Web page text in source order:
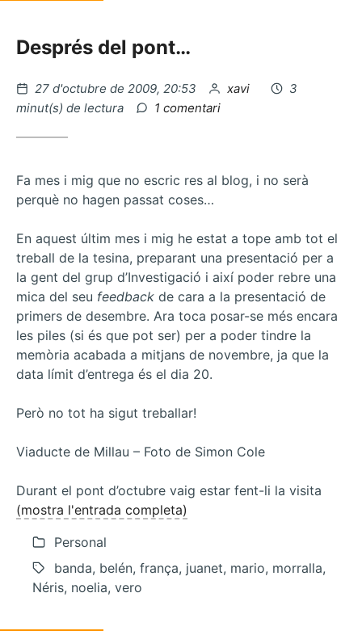
Després del pont…
Publicat
el
27 d'octubre de 2009, 20:53 per
xavi
3
minut(s) de lectura
1 comentaria
poble
Fa mes i mig que no escric res al blog, i no serà
perquè no hagen passat coses…
En aquest últim mes i mig he estat a tope amb tot el
treball de la tesina, preparant una presentació per a
la gent del grup d’Investigació i així poder rebre una
mica del seu feedback de cara a la presentació de
primers de desembre. Ara toca posar-se més encara
les piles (si és que pot ser) per a poder tindre la
memòria acabada a mitjans de novembre, ja que la
data límit d’entrega és el dia 20.
Però no tot ha sigut treballar!
Viaducte de Millau – Foto de Simon Cole
Durant el pont d’octubre vaig estar fent-li la visita
(mostra l'entrada completa)
Personal
banda, belén, frança, juanet, mario, morralla,
Néris, noelia, vero